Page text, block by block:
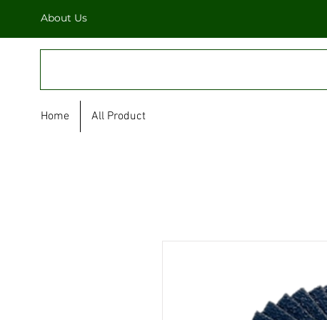
About Us
Home All Product